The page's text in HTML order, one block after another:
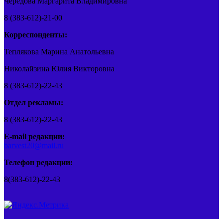
8 (383-612)-21-00
Корреспонденты:
Теплякова Марина Анатольевна
Николайзина Юлия Викторовна
8 (383-612)-22-43
Отдел рекламы:
8 (383-612)-22-43
E-mail редакции:
barvest20@mail.ru
Телефон редакции:
8(383-612)-22-43